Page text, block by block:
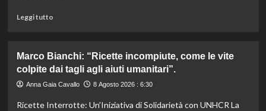
Leggi tuttoLeggi
Emilia-
Romagna
investe
milioni
Marco Bianchi: “Ricette incompiute, come le vite
colpite dai tagli agli aiuti umanitari”.
Anna Gaia Cavallo 8 Agosto 2026 : 6:30
Ricette Interrotte: Un’Iniziativa di Solidarietà con UNHCR La